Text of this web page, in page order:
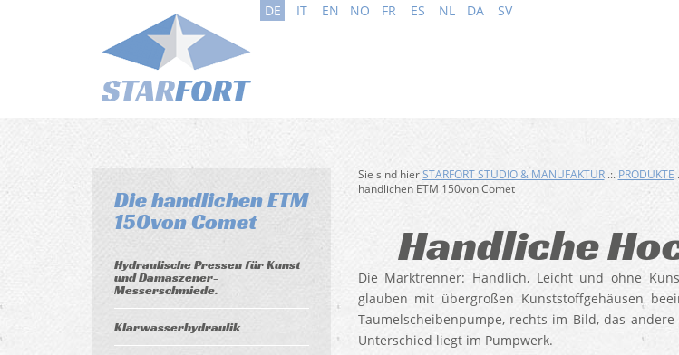
DE IT EN NO FR ES NL DA SV
Die handlichen ETM
150von Comet
Hydraulische Pressen für Kunst
und Damaszener-
Messerschmiede.
Klarwasserhydraulik
Sie sind hierSTARFORT STUDIO & MANUFAKTUR.:. PRODUKTE
handlichen ETM 150von Comet
Handliche
Die Marktrenner: Handlich, Leicht und ohne
glauben mit übergroßen Kunststoffgehäusen
Taumelscheibenpumpe, rechts im Bild, das
Unterschied liegt im Pumpwerk.